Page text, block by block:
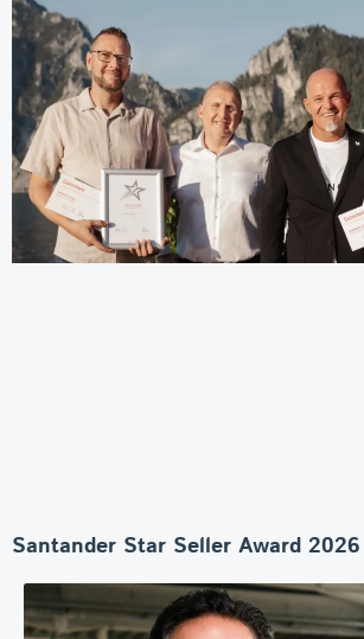
Santander Star Seller Award 2026